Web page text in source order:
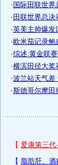
·国际田联世界
· 田联世界总决
·英美主帅爆发
·欧米茄记录鲍
·综述:黄金联
·横滨田径大奖
·波兰站天气差
·斯德哥尔摩田